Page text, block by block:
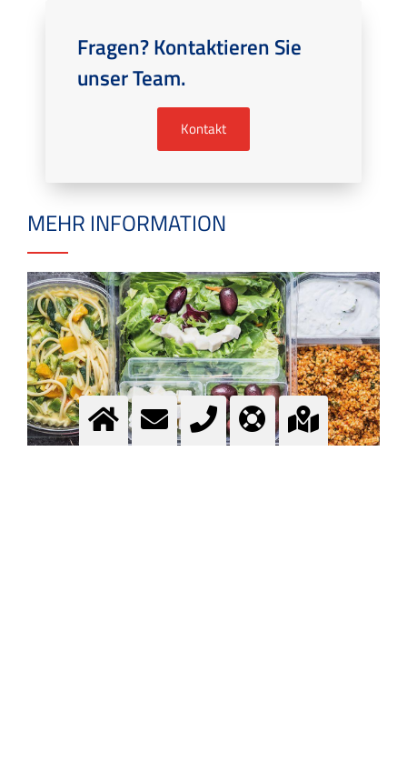
Fragen? Kontaktieren Sie
unser Team.
Kontakt
MEHR INFORMATION